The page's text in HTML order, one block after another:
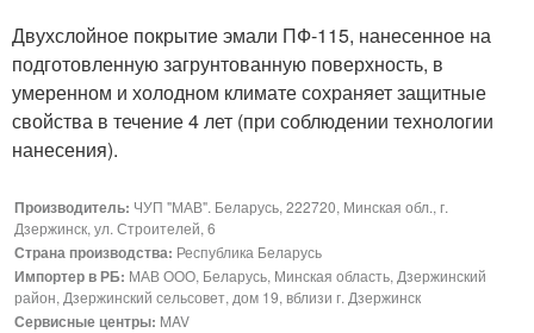
Двухслойное покрытие эмали ПФ-115, нанесенное на
подготовленную загрунтованную поверхность, в
умеренном и холодном климате сохраняет защитные
свойства в течение 4 лет (при соблюдении технологии
нанесения).
Производитель: ЧУП "МАВ". Беларусь, 222720, Минская обл., г.
Дзержинск, ул. Строителей, 6
Страна производства: Республика Беларусь
Импортер в РБ: МАВ ООО, Беларусь, Минская область, Дзержинский
район, Дзержинский сельсовет, дом 19, вблизи г. Дзержинск
Сервисные центры: MAV